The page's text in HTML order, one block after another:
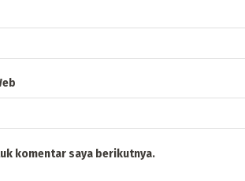
komentar saya berikutnya.